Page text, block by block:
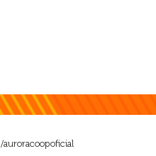
/auroracoopoficial